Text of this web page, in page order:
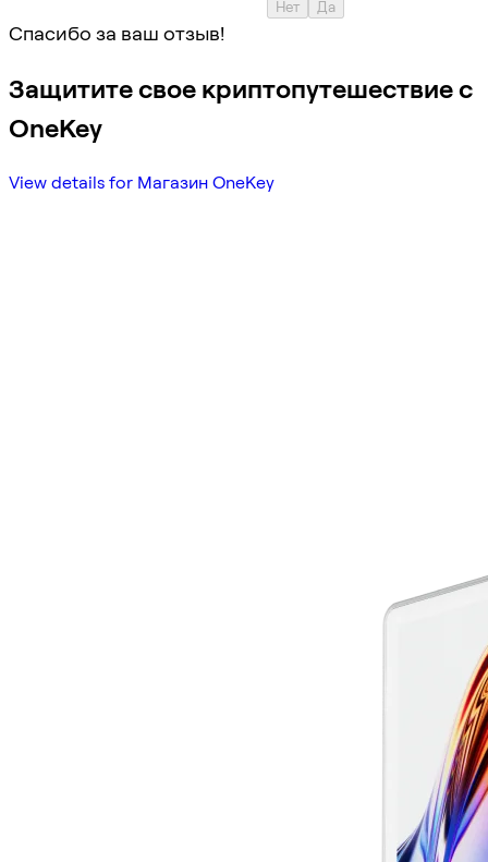
Нет Да
Спасибо за ваш отзыв!
Защитите свое криптопутешествие с
OneKey
View details for Магазин OneKey